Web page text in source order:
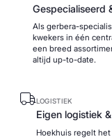
Gespecialiseerd
Als gerbera-
kwekers in één
een breed
altijd up-to-date.
LOGISTIEK
Eigen logistiek
Hoekhuis regelt